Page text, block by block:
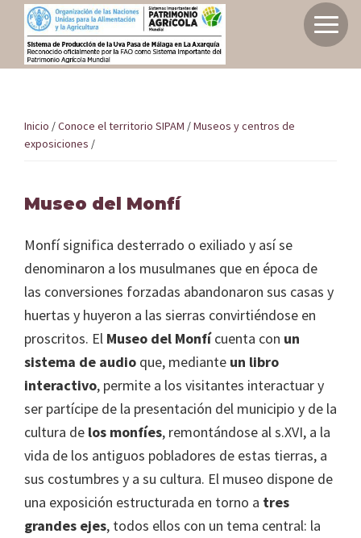
Inicio
Axarquía como SIPAM
Elige tu experiencia
Conoce el territorio SIPAM
Planifica tu viaje
Contacto
Saltar
Saltar
contenido
producción
de
uva
de
Málaga
en
la
Axarquía
como
SIPAM
Inicio /Conoce el territorio SIPAM /Museos y centros de
exposiciones /
Museo del Monfí
Monfí significa desterrado o exiliado y así se
denominaron a los musulmanes que en época de
las conversiones forzadas abandonaron sus casas y
huertas y huyeron a las sierras convirtiéndose en
proscritos. El Museo del Monfícuenta con un
sistema de audio que, mediante un libro
interactivo, permite a los visitantes interactuar y
ser partícipe de la presentación del municipio y de la
cultura de los monfíes, remontándose al s.XVI, a la
vida de los antiguos pobladores de estas tierras, a
sus costumbres y a su cultura. El museo dispone de
una exposición estructurada en torno a tres
grandes ejes, todos ellos con un tema central: la